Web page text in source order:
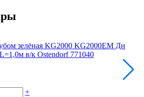
зелёная KG2000 KG2000EM Дн
в/к Ostendorf 771040
+